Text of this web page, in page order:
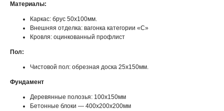
Материалы:
Каркас: брус 50х100мм.
Внешняя отделка: вагонка категории «С»
Кровля: оцинкованный профлист
Пол:
Чистовой пол: обрезная доска 25х150мм.
Фундамент
Деревянные полозья: 100х150мм
Бетонные блоки — 400х200х200мм